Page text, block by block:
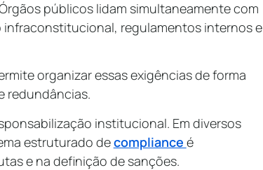
públicos lidam simultaneamente com
regulamentos internos e
organizar essas exigências de forma
redundâncias.
institucional. Em diversos
estruturado decompliance é
e na definição de sanções.